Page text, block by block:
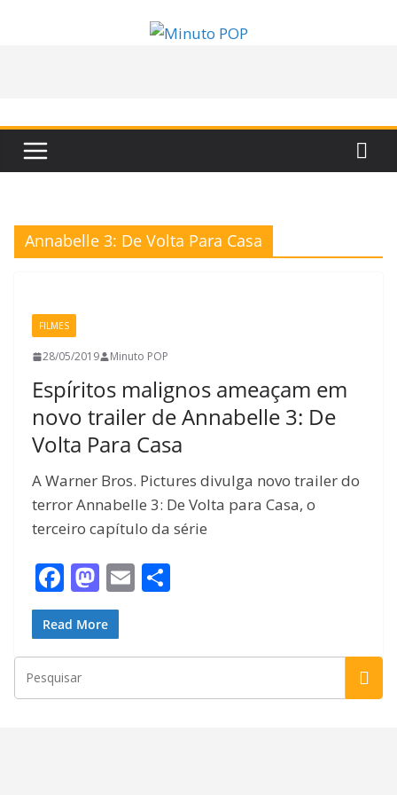
Annabelle 3: De Volta Para Casa
FILMES
28/05/2019 Minuto POP
Espíritos malignos ameaçam em
novo trailer de Annabelle 3: De
Volta Para Casa
A Warner Bros. Pictures divulga novo trailer do
terror Annabelle 3: De Volta para Casa, o
terceiro capítulo da série
F
ac
e
b
o
M
as
to
d
o
E
m
l e
Read More